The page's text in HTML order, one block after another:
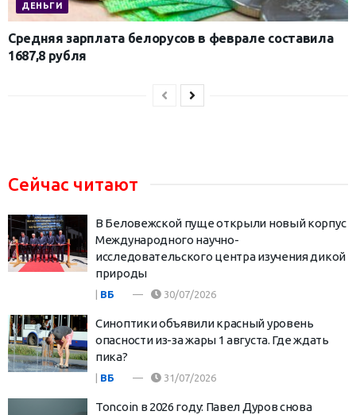
ДЕНЬГИ
Средняя зарплата белорусов в феврале составила
1687,8 рубля
Сейчас читают
В Беловежской пуще открыли новый корпус
Международного научно-
исследовательского центра изучения дикой
природы
ВБ 30/07/2026
Синоптики объявили красный уровень
опасности из-за жары 1 августа. Где ждать
пика?
ВБ 31/07/2026
Toncoin в 2026 году: Павел Дуров снова